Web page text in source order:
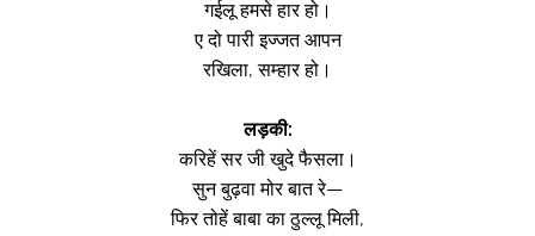
गईलू हमसे हार हो।
ए दो पारी इज्जत आपन
रखिला, सम्हार हो।
लड़की:
करिहें सर जी खुदे फैसला।
सुन बुढ़वा मोर बात रे—
फिर तोहें बाबा का ठुल्लू मिली,